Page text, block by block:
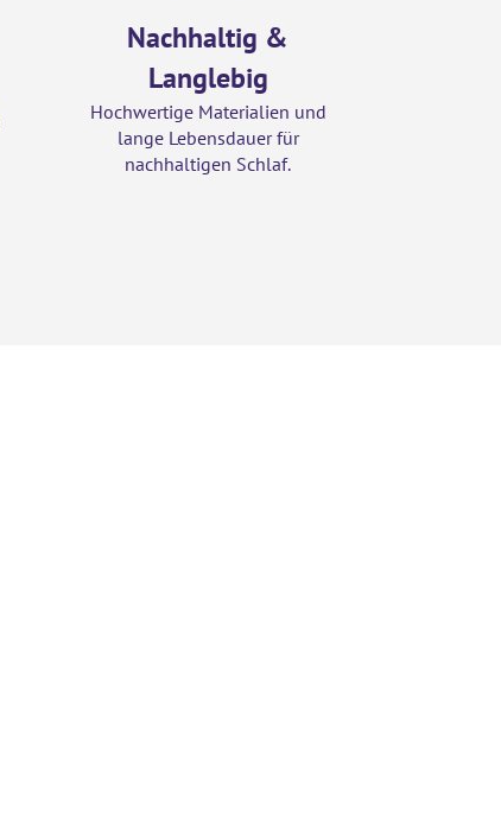
Nachhaltig &
Langlebig
Hochwertige Materialien und
lange Lebensdauer für
nachhaltigen Schlaf.